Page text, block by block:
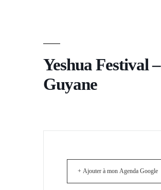
Yeshua Festival –
Guyane
+ Ajouter à mon Agenda Google